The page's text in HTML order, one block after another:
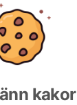
kakor